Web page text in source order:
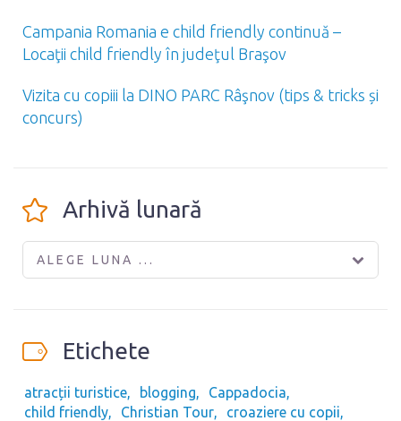
Campania Romania e child friendly continuă –
Locaţii child friendly în judeţul Braşov
Vizita cu copiii la DINO PARC Râşnov (tips & tricks și
concurs)
Arhivă lunară
ALEGE LUNA ...
Etichete
atracții turistice blogging
Cappadocia
child friendly
Christian Tour
croaziere cu copii